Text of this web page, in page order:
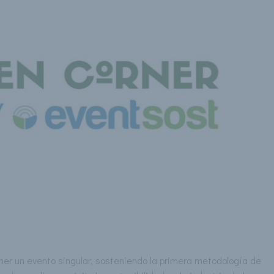
un evento singular, sosteniendo la primera metodología de